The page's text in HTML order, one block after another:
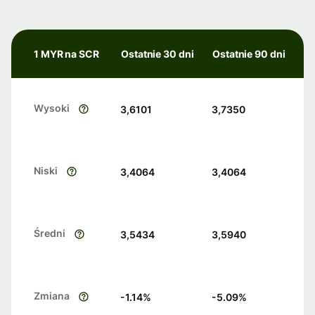
1 MYR na SCR Ostatnie 30 dni Ostatnie 90 dni
Wysoki 3,6101 3,7350
Niski 3,4064 3,4064
Średni 3,5434 3,5940
Zmiana -1.14% -5.09%